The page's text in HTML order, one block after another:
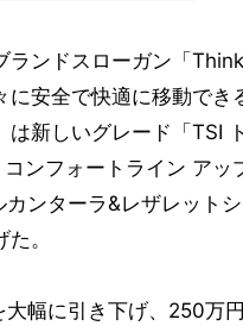
ランドスローガン「
安全で快適に移動でき
新しいグレード「TSI
ンフォートライン アッ
ンターラ&レザレット
。
幅に引き下げ、250万